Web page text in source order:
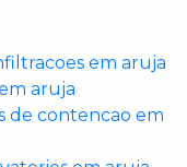
em aruja
aruja
de contencao em